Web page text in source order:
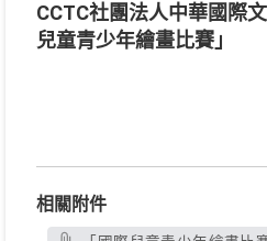
CCTC社團法人中華國際
兒童青少年繪畫比賽」
相關附件